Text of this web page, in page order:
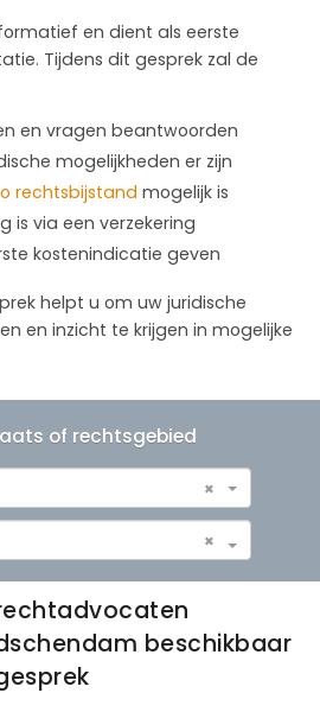
en dient als eerste
Tijdens dit gesprek zal de
en vragen beantwoorden
mogelijkheden er zijn
rechtsbijstand mogelijk is
is via een verzekering
kostenindicatie geven
helpt u om uw juridische
en inzicht te krijgen in mogelijke
of rechtsgebied
×
×
beschikbaar